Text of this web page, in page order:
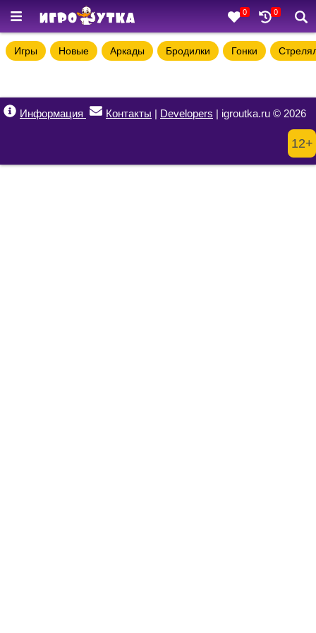
0 0
Игры Новые Аркады Бродилки Гонки
Информация Контакты | Developers | igroutka.ru © 2026
12+